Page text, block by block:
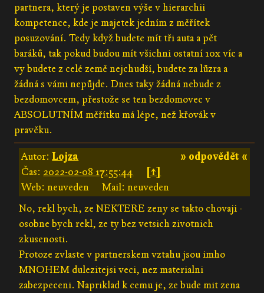
partnera, který je postaven výše v hierarchii
kompetence, kde je majetek jedním z měřítek
posuzování. Tedy když budete mít tři auta a pět
baráků, tak pokud budou mít všichni ostatní 10x víc a
vy budete z celé země nejchudší, budete za lůzra a
žádná s vámi nepůjde. Dnes taky žádná nebude z
bezdomovcem, přestože se ten bezdomovec v
ABSOLUTNÍM měřítku má lépe, než křovák v
pravěku.
» odpovědět «
Autor:Lojza
Čas: 2022-02-08 17:55:44
[↑]
Web: neuveden
Mail: neuveden
No, rekl bych, ze NEKTERE zeny se takto chovaji -
osobne bych rekl, ze ty bez vetsich zivotnich
zkusenosti.
Protoze zvlaste v partnerskem vztahu jsou imho
MNOHEM dulezitejsi veci, nez materialni
zabezpeceni. Napriklad k cemu je, ze bude mit zena